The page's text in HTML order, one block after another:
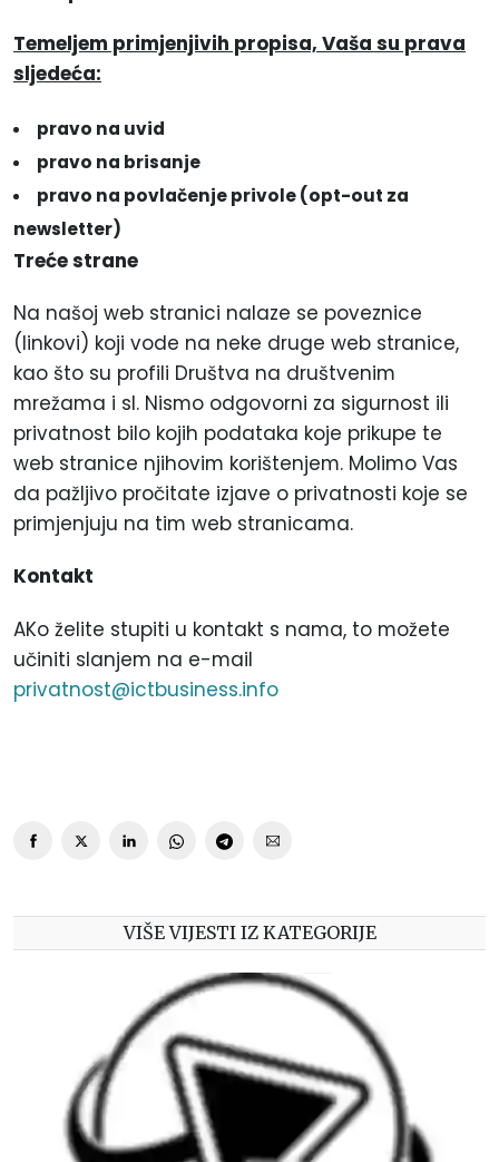
Temeljem primjenjivih propisa, Vaša su prava
sljedeća:
pravo na uvid
pravo na brisanje
pravo na povlačenje privole (opt-out za
newsletter)
Treće strane
Na našoj web stranici nalaze se poveznice
(linkovi) koji vode na neke druge web stranice,
kao što su profili Društva na društvenim
mrežama i sl. Nismo odgovorni za sigurnost ili
privatnost bilo kojih podataka koje prikupe te
web stranice njihovim korištenjem. Molimo Vas
da pažljivo pročitate izjave o privatnosti koje se
primjenjuju na tim web stranicama.
Kontakt
AKo želite stupiti u kontakt s nama, to možete
učiniti slanjem na e-mail
privatnost@ictbusiness.info
VIŠE VIJESTI IZ KATEGORIJE